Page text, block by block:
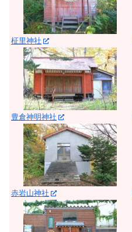
柾里神社
豊倉神明神社
赤岩山神社